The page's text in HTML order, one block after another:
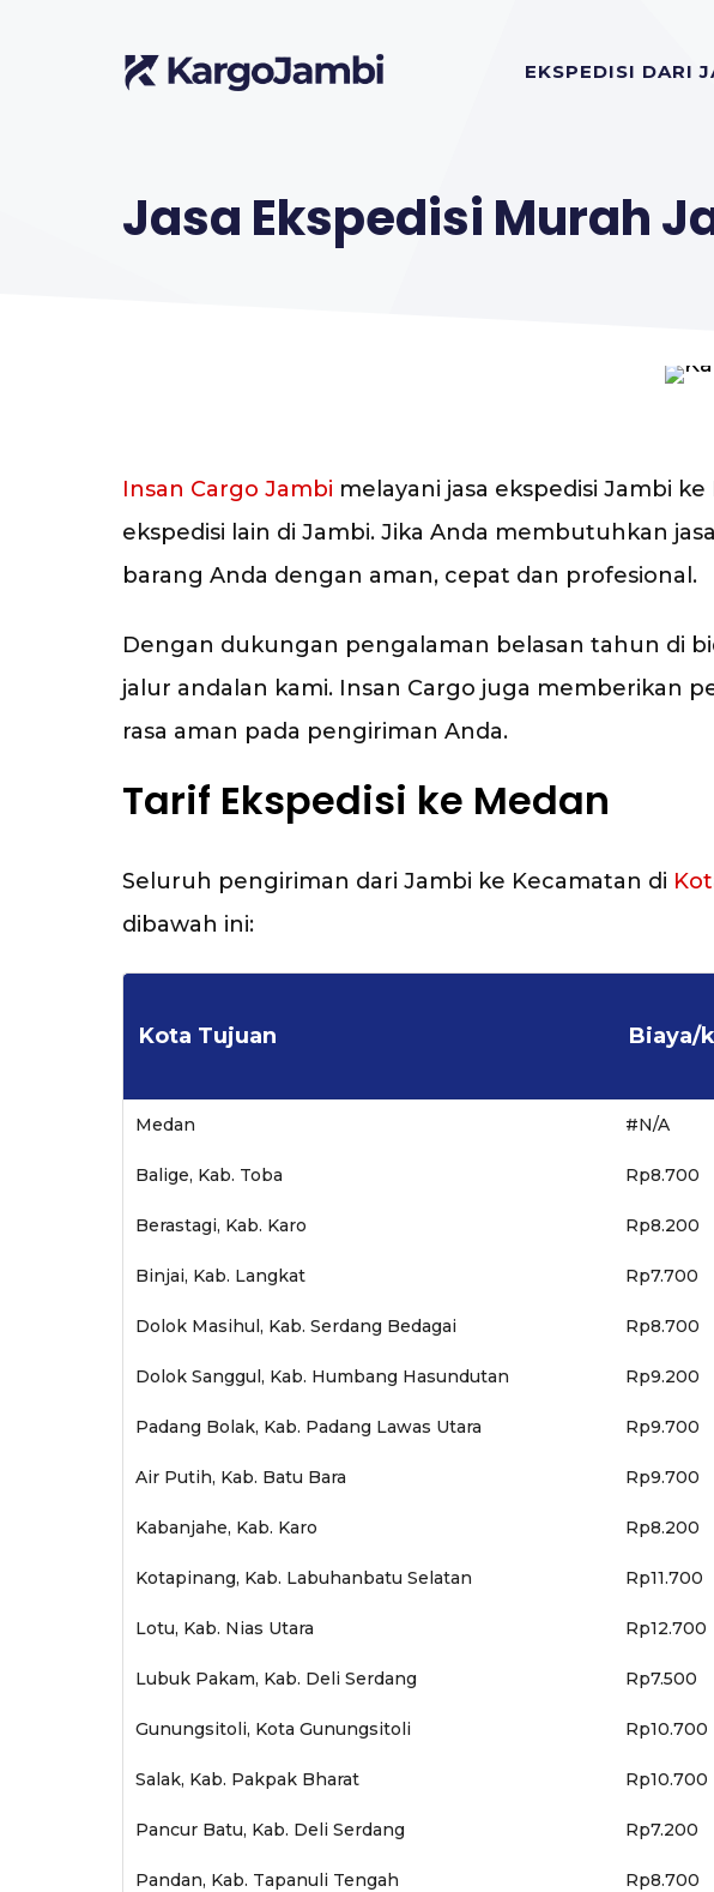
EKSPEDISI DARI
Jasa Ekspedisi Murah
Insan Cargo Jambi melayani jasa ekspedisi Jambi
ekspedisi lain di Jambi. Jika Anda membutuhkan
barang Anda dengan aman, cepat dan profesional.
Dengan dukungan pengalaman belasan tahun di
jalur andalan kami. Insan Cargo juga memberikan
rasa aman pada pengiriman Anda.
Tarif Ekspedisi ke Medan
Seluruh pengiriman dari Jambi ke Kecamatan di
dibawah ini:
Kota Tujuan Biaya/
Medan #N/A
Balige, Kab. Toba Rp8.700
Berastagi, Kab. Karo Rp8.200
Binjai, Kab. Langkat Rp7.700
Dolok Masihul, Kab. Serdang Bedagai Rp8.700
Dolok Sanggul, Kab. Humbang Hasundutan Rp9.200
Padang Bolak, Kab. Padang Lawas Utara Rp9.700
Air Putih, Kab. Batu Bara Rp9.700
Kabanjahe, Kab. Karo Rp8.200
Kotapinang, Kab. Labuhanbatu Selatan Rp11.700
Lotu, Kab. Nias Utara Rp12.700
Lubuk Pakam, Kab. Deli Serdang Rp7.500
Gunungsitoli, Kota Gunungsitoli Rp10.700
Salak, Kab. Pakpak Bharat Rp10.700
Pancur Batu, Kab. Deli Serdang Rp7.200
Pandan, Kab. Tapanuli Tengah Rp8.700